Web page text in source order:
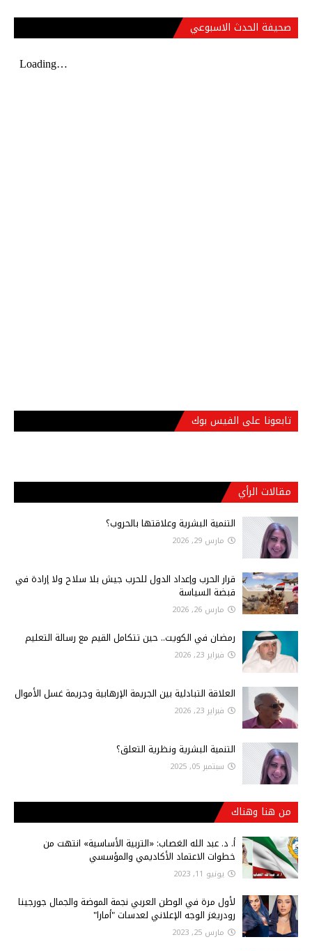
صحيفة الحدث الاسبوعي
تابعونا على الفيس بوك
مقالات الرأي
التنمية البشرية وعلاقتها بالحروب؟
مارس 29, 2026
قرار الحرب وإعداد الدول للحرب جيش بلا سلاح ولا إرادة في
قبضة السياسة
مارس 26, 2026
رمضان في الكويت.. حين تتكامل القيم مع رسالة التعليم
فبراير 23, 2026
العلاقة التبادلية بين الجريمة الإرهابية وجريمة غسل الأموال
فبراير 23, 2026
التنمية البشرية ونظرية التعلق؟
سبتمبر 05, 2025
من هنا وهناك
أ‌. د. عبد الله الغصاب: «التربية الأساسية» انتهت من
خطوات الاعتماد الأكاديمي والمؤسسي
يونيو 11, 2023
لأول مرة في الوطن العربي نجمة الموضة والجمال جورجينا
رودريغز الوجه الإعلاني لعدسات "أمارا"
مارس 25, 2023